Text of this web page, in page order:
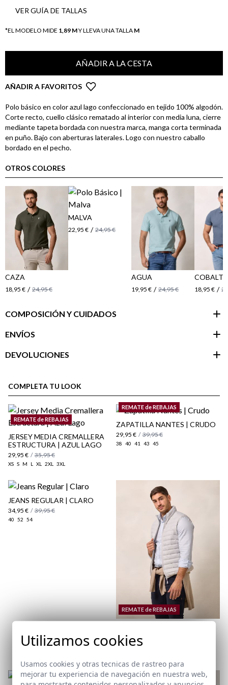
VER GUÍA DE TALLAS
*EL MODELO MIDE 1,89 MY LLEVA UNA TALLA M
AÑADIR A LA CESTA
AÑADIR A FAVORITOS
Polo básico en color azul lago confeccionado en tejido 100% algodón.
Corte recto, cuello clásico rematado al interior con media luna, cierre
mediante tapeta bordada con nuestra marca, manga corta terminada
en puño. Bajo con aberturas laterales. Logo con nuestro caballo
bordado en el pecho.
OTROS COLORES
CAZA
18,95 € / 24,95 €
MALVA
22,95 € / 24,95 €
AGUA
19,95 € / 24,95 € 18,95 € /
COMPOSICIÓN Y CUIDADOS
ENVÍOS
DEVOLUCIONES
cliente
aquí
aquí
COMPLETA TU LOOK
REMATE de REBAJAS
JERSEY MEDIA CREMALLERA
ESTRUCTURA | AZUL LAGO
29,95 € / 35,95 €
XS S M L XL 2XL 3XL
REMATE de REBAJAS
ZAPATILLA NANTES | CRUDO
29,95 € / 39,95 €
38 40 41 43 45
JEANS REGULAR | CLARO
34,95 € / 39,95 €
40 52 54
REMATE de REBAJAS
PIEDRA
19,95 € / 29,95 €
Utilizamos cookies
Usamos cookies y otras tecnicas de rastreo para
mejorar tu experiencia de navegación en nuestra web,